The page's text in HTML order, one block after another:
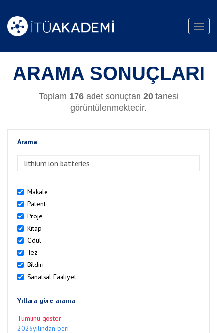
ARAMA SONUÇLARI
Toplam 176adet sonuçtan 20tanesi
görüntülenmektedir.
Arama
Makale
Patent
Proje
Kitap
Ödül
Tez
Bildiri
Sanatsal Faaliyet
Yıllara göre arama
Tümünü göster
2026yılından beri